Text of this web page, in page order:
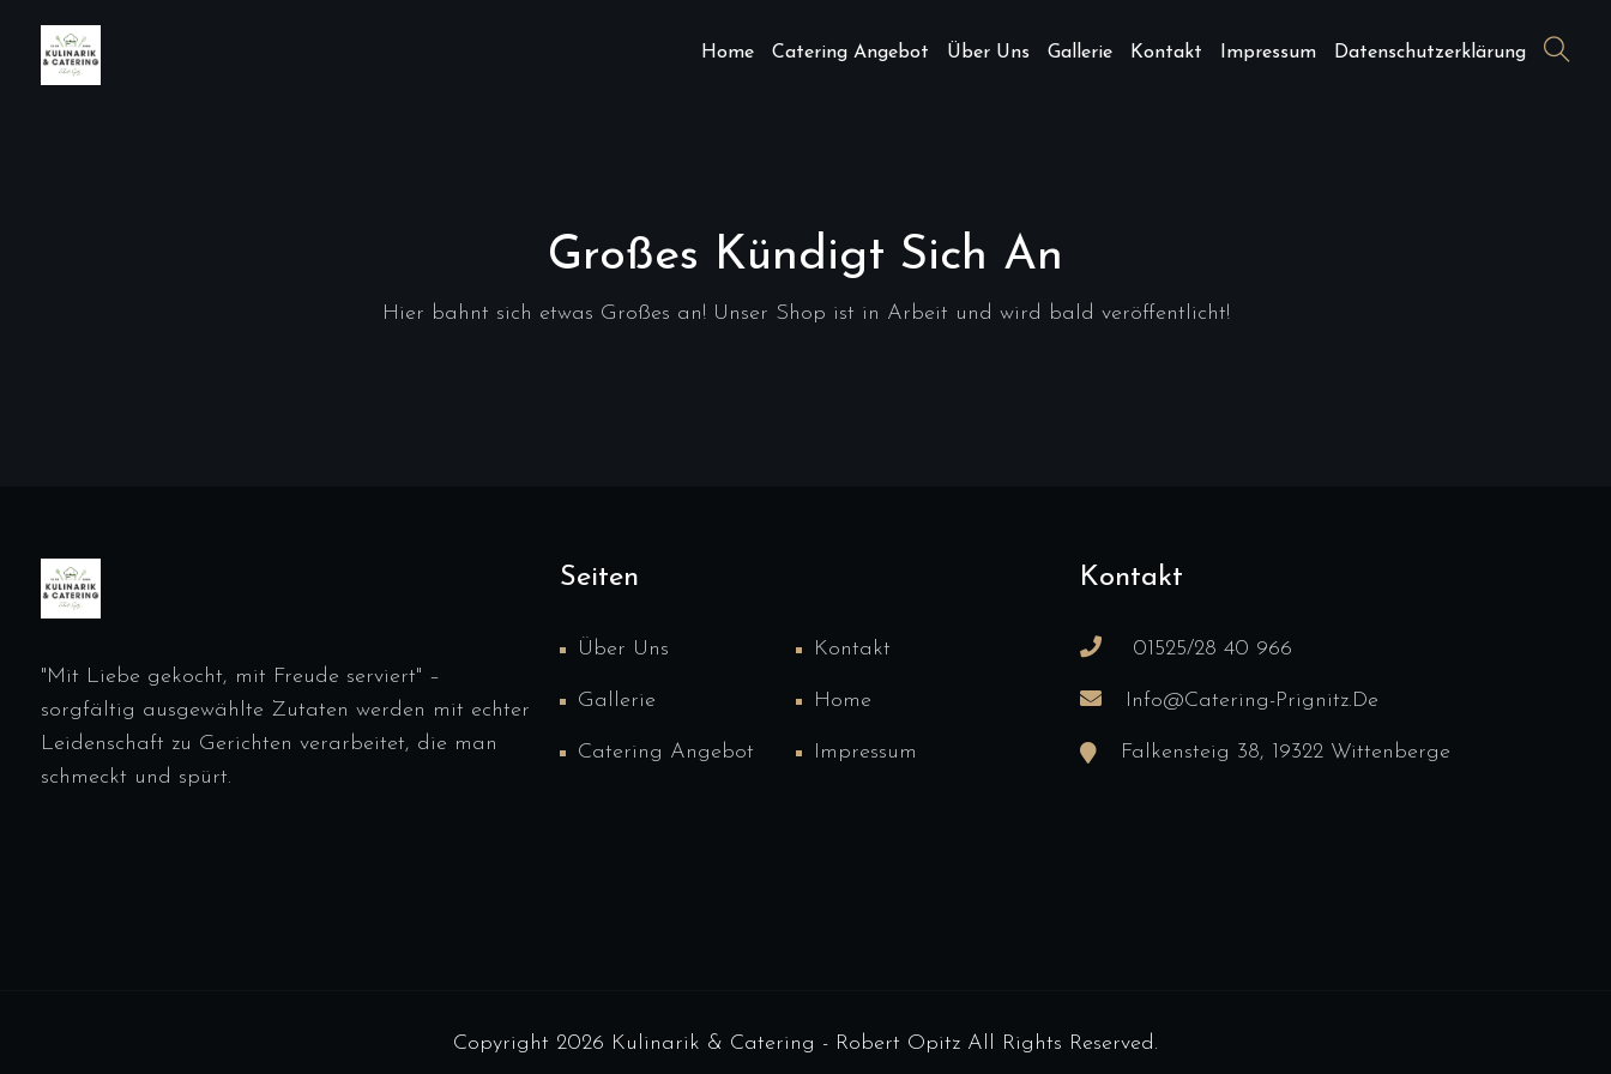
Home Catering Angebot Über Uns Gallerie Kontakt Impressum Datenschutzerklärung
Großes Kündigt Sich An
Hier bahnt sich etwas Großes an! Unser Shop ist in Arbeit und wird bald veröffentlicht!
"Mit Liebe gekocht, mit Freude serviert" –
sorgfältig ausgewählte Zutaten werden mit echter
Leidenschaft zu Gerichten verarbeitet, die man
schmeckt und spürt.
Seiten
Über Uns Kontakt
Gallerie Home
Catering Angebot Impressum
Kontakt
01525/28 40 966
Info@catering-Prignitz.de
Falkensteig 38, 19322 Wittenberge
Copyright 2026 Kulinarik & Catering - Robert Opitz All Rights Reserved.